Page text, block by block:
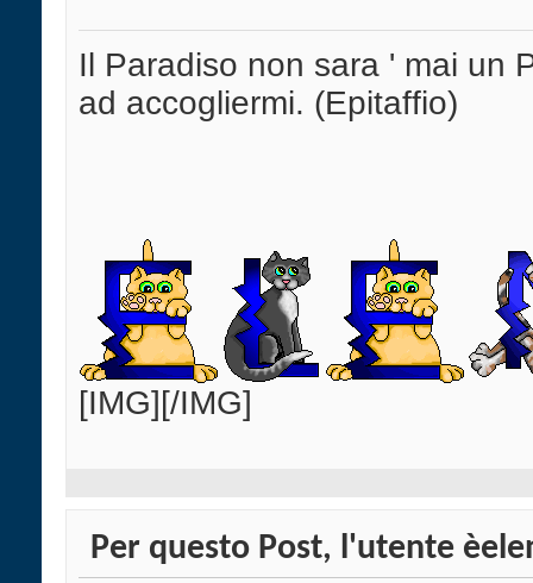
Il Paradiso non sara ' mai un
ad accogliermi. (Epitaffio)
[IMG] [/IMG]
Per questo Post, l'utente